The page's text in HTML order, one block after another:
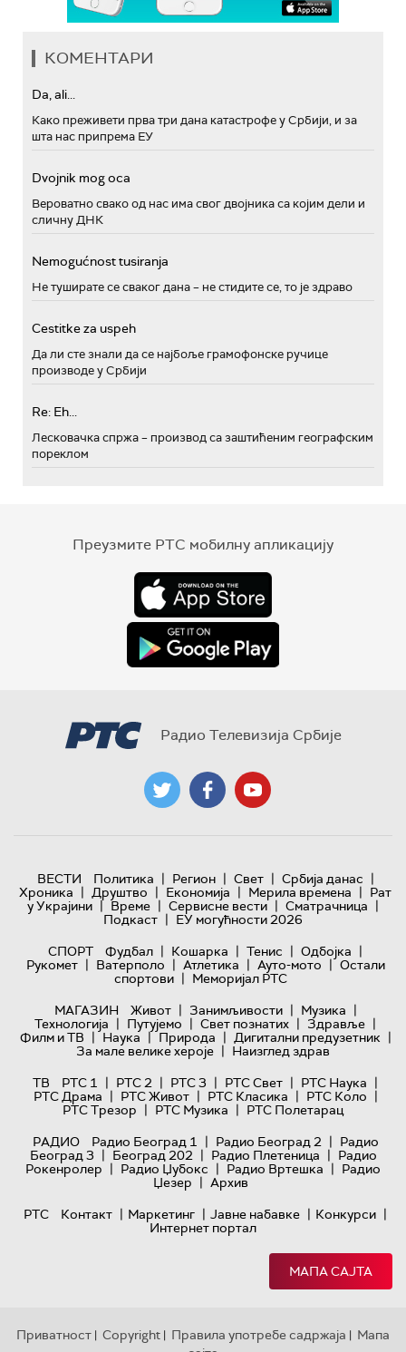
КОМЕНТАРИ
Da, ali...
Како преживети прва три дана катастрофе у Србији, и за
шта нас припрема ЕУ
Dvojnik mog oca
Вероватно свако од нас има свог двојника са којим дели и
сличну ДНК
Nemogućnost tusiranja
Не туширате се сваког дана – не стидите се, то је здраво
Cestitke za uspeh
Да ли сте знали да се најбоље грамофонске ручице
производе у Србији
Re: Eh...
Лесковачка спржа – производ са заштићеним географским
пореклом
Преузмите РТС мобилну апликацију
Радио Телевизија Србије
ВЕСТИ Политика | Регион | Свет | Србија данас |
Хроника | Друштво | Економија | Мерила времена | Рат
у Украјини | Време | Сервисне вести | Сматрачница |
Подкаст | ЕУ могућности 2026
СПОРТ
Фудбал | Кошарка | Тенис | Одбојка |
Рукомет | Ватерполо | Атлетика | Ауто-мото | Остали
спортови | Меморијал РТС
МАГАЗИН
Живот | Занимљивости | Музика |
Технологијa | Путујемо | Свет познатих | Здравље |
Филм и ТВ | Наука | Природа | Дигитални предузетник |
За мале велике хероје | Наизглед здрав
ТВ
РТС 1 | РТС 2 | РТС 3 | РТС Свет | РТС Наука |
РТС Драма | РТС Живот | РТС Класика | РТС Коло |
РТС Трезор | РТС Музика | РТС Полетарац
РАДИО
Радио Београд 1 | Радио Београд 2 | Радио
Београд 3 | Београд 202 | Радио Плетеница | Радио
Рокенролер | Радио Џубокс | Радио Вртешка | Радио
Џезер | Архив
РТС
Контакт | Маркетинг | Јавне набавке | Конкурси |
Интернет портал
МАПА САЈТА
Приватност | Copyright | Правила употребе садржаја | Мапа